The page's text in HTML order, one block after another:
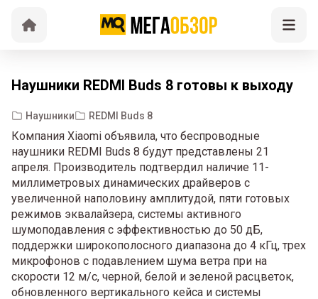
Наушники REDMI Buds 8 готовы к выходу
Наушники REDMI Buds 8
Компания Xiaomi объявила, что беспроводные
наушники REDMI Buds 8 будут представлены 21
апреля. Производитель подтвердил наличие 11-
миллиметровых динамических драйверов с
увеличенной наполовину амплитудой, пяти готовых
режимов эквалайзера, системы активного
шумоподавления с эффективностью до 50 дБ,
поддержки широкополосного диапазона до 4 кГц, трех
микрофонов с подавлением шума ветра при на
скорости 12 м/с, черной, белой и зеленой расцветок,
обновленного вертикального кейса и системы